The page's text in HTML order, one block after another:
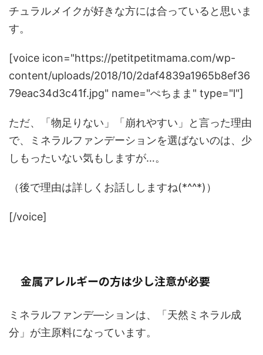
チュラルメイクが好きな方には合っていると思いま
す。
[voice icon="https://petitpetitmama.com/wp-
content/uploads/2018/10/2daf4839a1965b8ef36
79eac34d3c41f.jpg" name="ぺちまま" type="l"]
ただ、「物足りない」「崩れやすい」と言った理由
で、ミネラルファンデーションを選ばないのは、少
しもったいない気もしますが…。
（後で理由は詳しくお話ししますね(*^^*)）
[/voice]
金属アレルギーの方は少し注意が必要
ミネラルファンデ―ションは、「天然ミネラル成
分」が主原料になっています。